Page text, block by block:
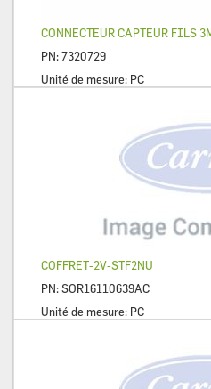
CONNECTEUR CAPTEUR FILS
PN:7320729
Unité de mesure: PC
COFFRET-2V-STF2NU
PN:SOR16110639AC
Unité de mesure: PC